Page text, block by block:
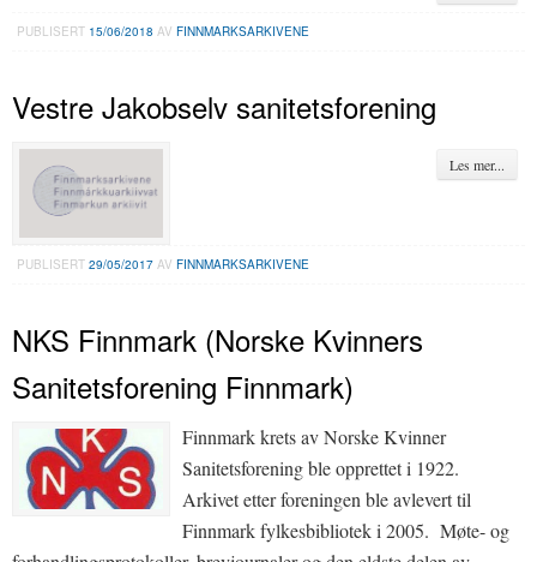
PUBLISERT 15/06/2018 AVFINNMARKSARKIVENE
Vestre Jakobselv sanitetsforening
Les mer...
PUBLISERT29/05/2017 AVFINNMARKSARKIVENE
NKS Finnmark (Norske Kvinners
Sanitetsforening Finnmark)
Finnmark krets av Norske Kvinner
Sanitetsforening ble opprettet i 1922.
Arkivet etter foreningen ble avlevert til
Finnmark fylkesbibliotek i 2005. Møte- og